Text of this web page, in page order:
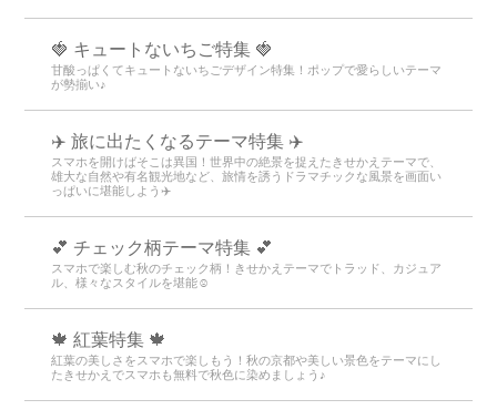
🍓 キュートないちご特集 🍓
甘酸っぱくてキュートないちごデザイン特集！ポップで愛らしいテーマ
が勢揃い♪
✈️ 旅に出たくなるテーマ特集 ✈️
スマホを開けばそこは異国！世界中の絶景を捉えたきせかえテーマで、
雄大な自然や有名観光地など、旅情を誘うドラマチックな風景を画面い
っぱいに堪能しよう✈️
💕 チェック柄テーマ特集 💕
スマホで楽しむ秋のチェック柄！きせかえテーマでトラッド、カジュア
ル、様々なスタイルを堪能☺️
🍁 紅葉特集 🍁
紅葉の美しさをスマホで楽しもう！秋の京都や美しい景色をテーマにし
たきせかえでスマホも無料で秋色に染めましょう♪